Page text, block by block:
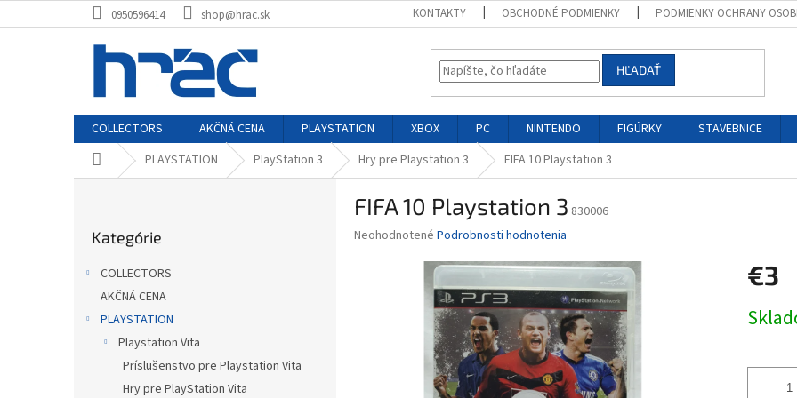
na
0950596414 shop@hrac.sk KONTAKTY OBCHODNÉ PODMIENKY PODMIENKY OCHRANY
HĽADAŤ
COLLECTORS AKČNÁ CENA PLAYSTATION XBOX PC NINTENDO FIGÚRKY STAVEBNICE
DomovPLAYSTATION PlayStation 3 Hry pre Playstation 3 FIFA 10 Playstation 3
kategórie
Kategórie
COLLECTORS
AKČNÁ CENA
PLAYSTATION
Playstation Vita
Príslušenstvo pre Playstation Vita
Hry pre PlayStation Vita
FIFA 10 Playstation 3 830006
Priemerné
Neohodnotené Podrobnosti hodnotenia
€3
cena: